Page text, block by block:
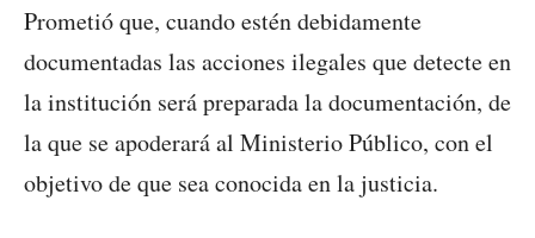
Prometió que, cuando estén debidamente
documentadas las acciones ilegales que detecte en
la institución será preparada la documentación, de
la que se apoderará al Ministerio Público, con el
objetivo de que sea conocida en la justicia.